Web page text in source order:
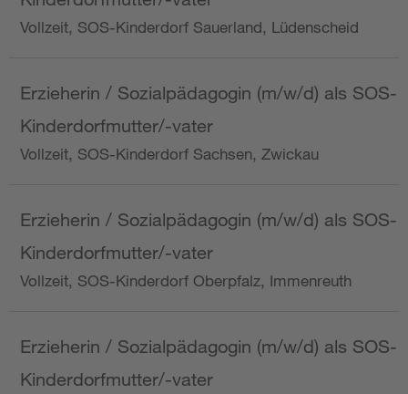
Vollzeit, SOS-Kinderdorf Sauerland, Lüdenscheid
Erzieherin / Sozialpädagogin (m/w/d) als SOS-
Kinderdorfmutter/-vater
Vollzeit, SOS-Kinderdorf Sachsen, Zwickau
Erzieherin / Sozialpädagogin (m/w/d) als SOS-
Kinderdorfmutter/-vater
Vollzeit, SOS-Kinderdorf Oberpfalz, Immenreuth
Erzieherin / Sozialpädagogin (m/w/d) als SOS-
Kinderdorfmutter/-vater